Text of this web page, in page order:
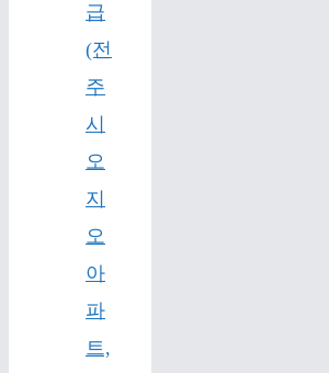
급
(전
주
시
오
지
오
아
파
트,